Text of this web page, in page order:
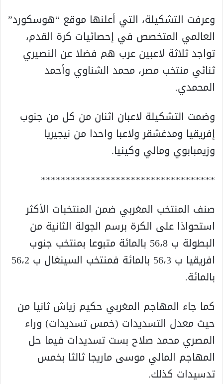
وعرفت التشكيلة، التي أعلنها موقع “هوسكورد”
العالمي المتخصص في إحصائيات كرة القدم،
تواجد ثلاثة لاعبين عرب هم فضلا عن النصيري
ثنائي منتخب مصر، محمد الشناوي وأحمد
المحمدي.
وضمت التشكيلة لاعبان اثنان من كل من جنوب
إفريقيا ومدغشقر ولاعبا واحدا من نيجيريا
وزيمبابوي ومالي وكينيا.
***********************************
صنف المنتخب المغربي ضمن المنتخبات الأكثر
استحواذا على الكرة برسم الجولة الثانية من
البطولة ب 56،8 بالمائة متبوعا بمنتخب جنوب
افريقيا ب 56،3 بالمائة فمنتخب السينغال ب 56،2
بالمائة.
كما جاء المهاجم المغربي حكيم زياش ثانيا من
حيث معدل التسديدات (خمس تسديدات) وراء
المصري محمد صلاح بست تسديدات فيما حل
المهاجم المالي موسى ماريجا ثالثا بخمس
تدسيدات كذلك.